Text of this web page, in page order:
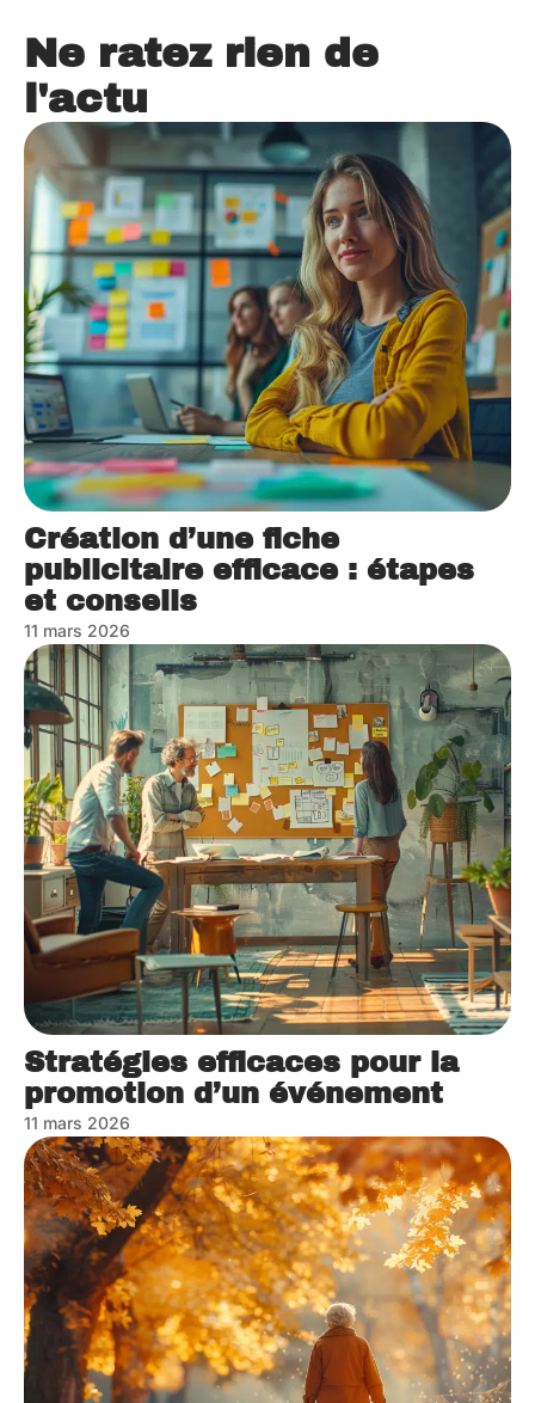
Ne ratez rien de
l'actu
Création d’une fiche
publicitaire efficace : étapes
et conseils
11 mars 2026
Stratégies efficaces pour la
promotion d’un événement
11 mars 2026